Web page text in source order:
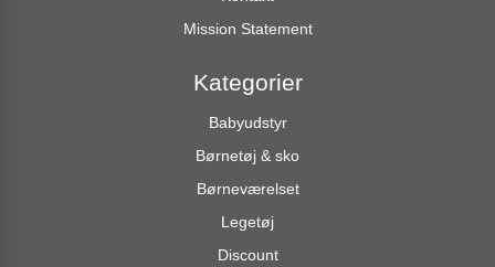
Mission Statement
Kategorier
Babyudstyr
Børnetøj & sko
Børneværelset
Legetøj
Discount